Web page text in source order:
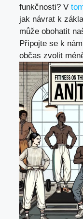
funkčnosti? V
jak návrat k
může obohatit
Připojte se k
občas zvolit